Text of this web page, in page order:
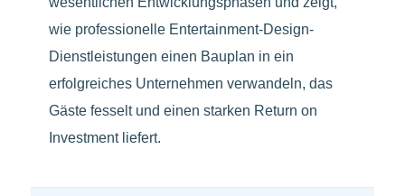
wie professionelle Entertainment-Design-
Dienstleistungen einen Bauplan in ein
erfolgreiches Unternehmen verwandeln, das
Gäste fesselt und einen starken Return on
Investment liefert.